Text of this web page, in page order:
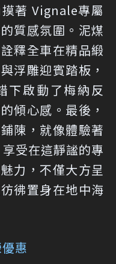
著 Vignale專屬
質感氛圍。泥煤
釋全車在精品緞
浮雕迎賓踏板，
下啟動了梅納反
傾心感。最後，
陳，就像體驗著
受在這靜謐的專
力，不僅大方呈
彿置身在地中海
惠